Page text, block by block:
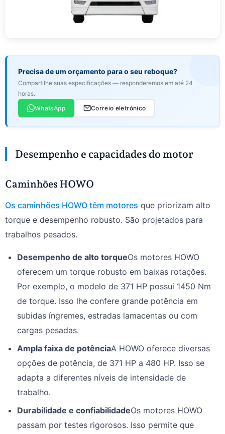
Precisa de um orçamento para o seu reboque?
Compartilhe suas especificações — responderemos em até 24
horas.
WhatsApp
Correio eletrónico
Desempenho e capacidades do motor
Caminhões HOWO
Os caminhões HOWO têm motores que priorizam alto
torque e desempenho robusto. São projetados para
trabalhos pesados.
Desempenho de alto torqueOs motores HOWO
oferecem um torque robusto em baixas rotações.
Por exemplo, o modelo de 371 HP possui 1450 Nm
de torque. Isso lhe confere grande potência em
subidas íngremes, estradas lamacentas ou com
cargas pesadas.
Ampla faixa de potênciaA HOWO oferece diversas
opções de potência, de 371 HP a 480 HP. Isso se
adapta a diferentes níveis de intensidade de
trabalho.
Durabilidade e confiabilidadeOs motores HOWO
passam por testes rigorosos. Isso permite que